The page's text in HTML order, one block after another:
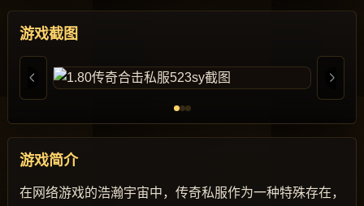
游戏截图
游戏简介
在网络游戏的浩瀚宇宙中，传奇私服作为一种特殊存在，